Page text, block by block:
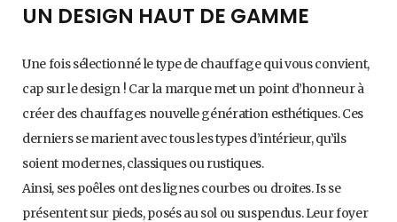
UN DESIGN HAUT DE GAMME
Une fois sélectionné le type de chauffage qui vous convient,
cap sur le design ! Car la marque met un point d’honneur à
créer des chauffages nouvelle génération esthétiques. Ces
derniers se marient avec tous les types d’intérieur, qu’ils
soient modernes, classiques ou rustiques.
Ainsi, ses poêles ont des lignes courbes ou droites. Is se
présentent sur pieds, posés au sol ou suspendus. Leur foyer